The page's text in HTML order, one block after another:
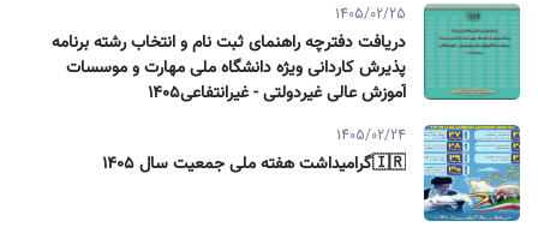
1405/02/25
دریافت دفترچه راهنمای ثبت نام و انتخاب رشته برنامه
پذیرش کاردانی ویژه دانشگاه ملی مهارت و موسسات
آموزش عالی غیردولتی - غیرانتفاعی1405
1405/02/24
🇮🇷گرامیداشت هفته ملی جمعیت سال ۱۴۰۵